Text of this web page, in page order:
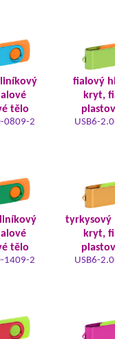
tělo
0809-2
fialový
kryt,
USB6-
tělo
1409-2
tyrkysový
kryt,
USB6-